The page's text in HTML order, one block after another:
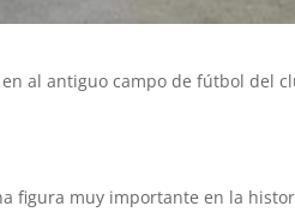
al antiguo campo de fútbol del
figura muy importante en la